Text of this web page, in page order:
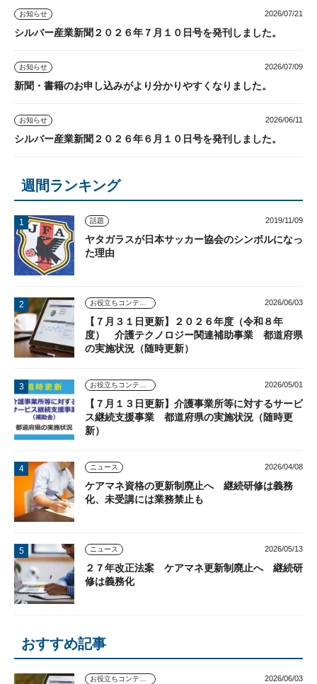
お知らせ 2026/07/21
シルバー産業新聞２０２６年７月１０日号を発刊しました。
お知らせ 2026/07/09
新聞・書籍のお申し込みがより分かりやすくなりました。
お知らせ 2026/06/11
シルバー産業新聞２０２６年６月１０日号を発刊しました。
週間ランキング
話題 2019/11/09
ヤタガラスが日本サッカー協会のシンボルになっ
た理由
お役立ちコンテンツ 2026/06/03
【７月３１日更新】２０２６年度（令和８年
度） 介護テクノロジー関連補助事業 都道府県
の実施状況（随時更新）
お役立ちコンテンツ 2026/05/01
【７月１３日更新】介護事業所等に対するサービ
ス継続支援事業 都道府県の実施状況（随時更
新）
ニュース 2026/04/08
ケアマネ資格の更新制廃止へ 継続研修は義務
化、未受講には業務禁止も
ニュース 2026/05/13
２７年改正法案 ケアマネ更新制廃止へ 継続研
修は義務化
おすすめ記事
お役立ちコンテンツ 2026/06/03